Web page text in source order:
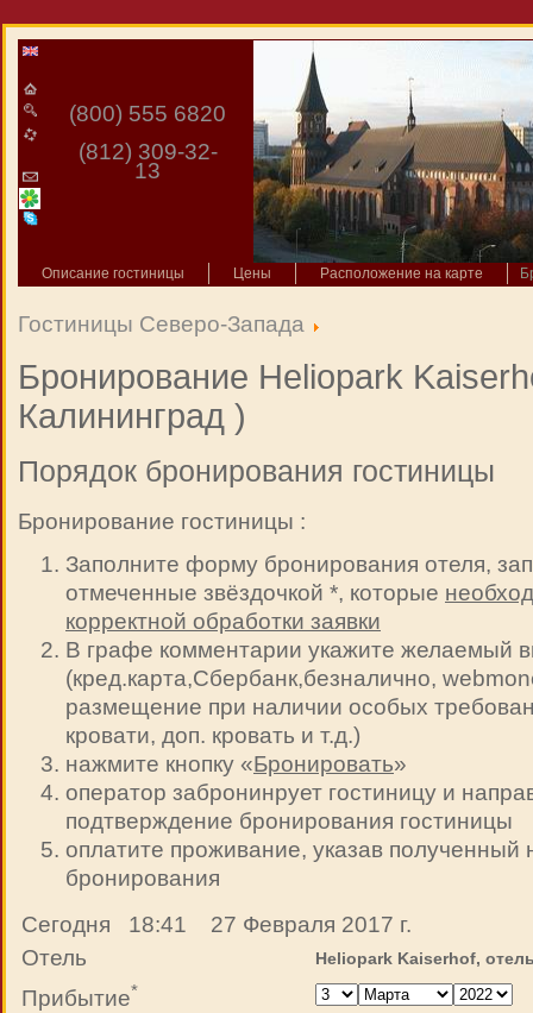
(800) 555 6820
(812) 309-32-
13
Описание гостиницы Цены Расположение на карте
Гостиницы Северо-Запада
Бронирование Heliopark
Калининград )
Порядок бронирования гостиницы
Бронирование гостиницы :
Заполните форму бронирования отеля,
отмеченные звёздочкой *, которые
корректной обработки заявки
В графе комментарии укажите желаемый
(кред.карта,Сбербанк,безналично,
размещение при наличии особых
кровати, доп. кровать и т.д.)
нажмите кнопку «Бронировать»
оператор забронинрует гостиницу и
подтверждение бронирования гостиницы
оплатите проживание, указав
бронирования
Сегодня 18:41 27 Февраля 2017 г.
Отель
Heliopark Kaiserhof,
Прибытие*